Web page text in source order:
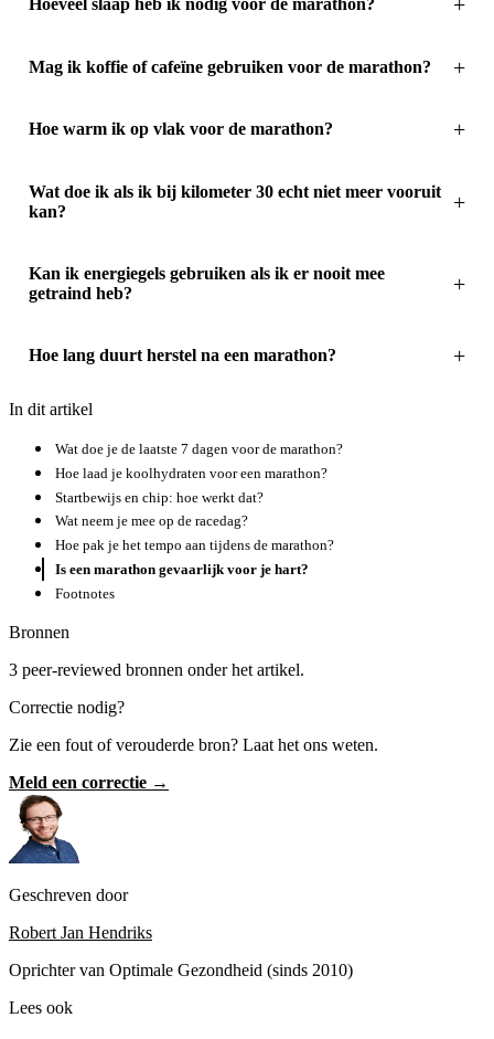
Hoeveel slaap heb ik nodig voor de marathon?
Mag ik koffie of cafeïne gebruiken voor de marathon?
Hoe warm ik op vlak voor de marathon?
Wat doe ik als ik bij kilometer 30 echt niet meer vooruit
kan?
Kan ik energiegels gebruiken als ik er nooit mee
getraind heb?
Hoe lang duurt herstel na een marathon?
In dit artikel
Wat doe je de laatste 7 dagen voor de marathon?
Hoe laad je koolhydraten voor een marathon?
Startbewijs en chip: hoe werkt dat?
Wat neem je mee op de racedag?
Hoe pak je het tempo aan tijdens de marathon?
Is een marathon gevaarlijk voor je hart?
Footnotes
Bronnen
3 peer-reviewed bronnen onder het artikel.
Correctie nodig?
Zie een fout of verouderde bron? Laat het ons weten.
Meld een correctie →
Geschreven door
Robert Jan Hendriks
Oprichter van Optimale Gezondheid (sinds 2010)
Lees ook